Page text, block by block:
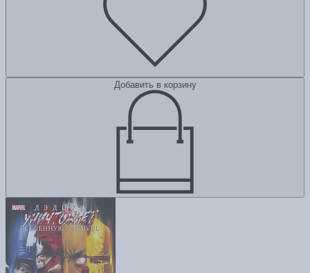
Добавить в корзину